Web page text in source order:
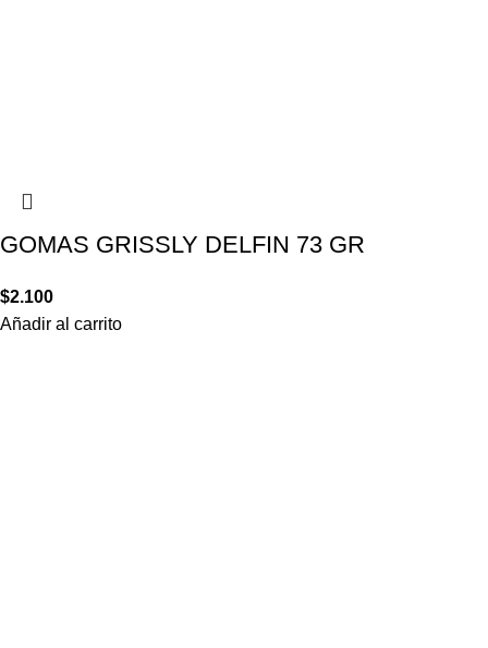
GOMAS GRISSLY DELFIN 73 GR
$2.100
Añadir al carrito